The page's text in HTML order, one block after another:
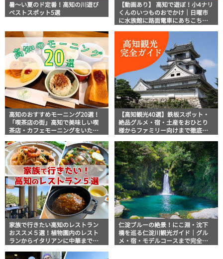
暑～い夏のド定番！高知の川遊び
ベストスポット5選
【動画あり】 高知で遊ぼ！小4ナリ
くんのいつものおでかけ｜日曜市
に水族館に路面電車にあちこち巡
高知のおすすめモーニング20選！
「喫茶店の街」高知で美味しい喫
茶店・カフェモーニングをいただ
【高知観光40選】鉄板スポット・
絶品グルメ・宿・土産をおひとり
様からファミリー向けまで徹底解
家族で行きたい高知のレストラン
おススメ５選！植物園内のレスト
ランからイタリアンに中華まで楽
仁淀ブルーの絶景！にこ淵・沈下
橋を巡る仁淀川観光ガイド｜グル
メ・宿・モデルコースまで完全網